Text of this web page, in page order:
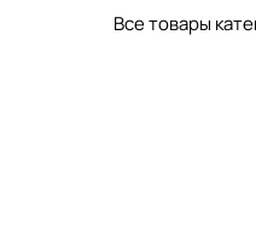
Все товары